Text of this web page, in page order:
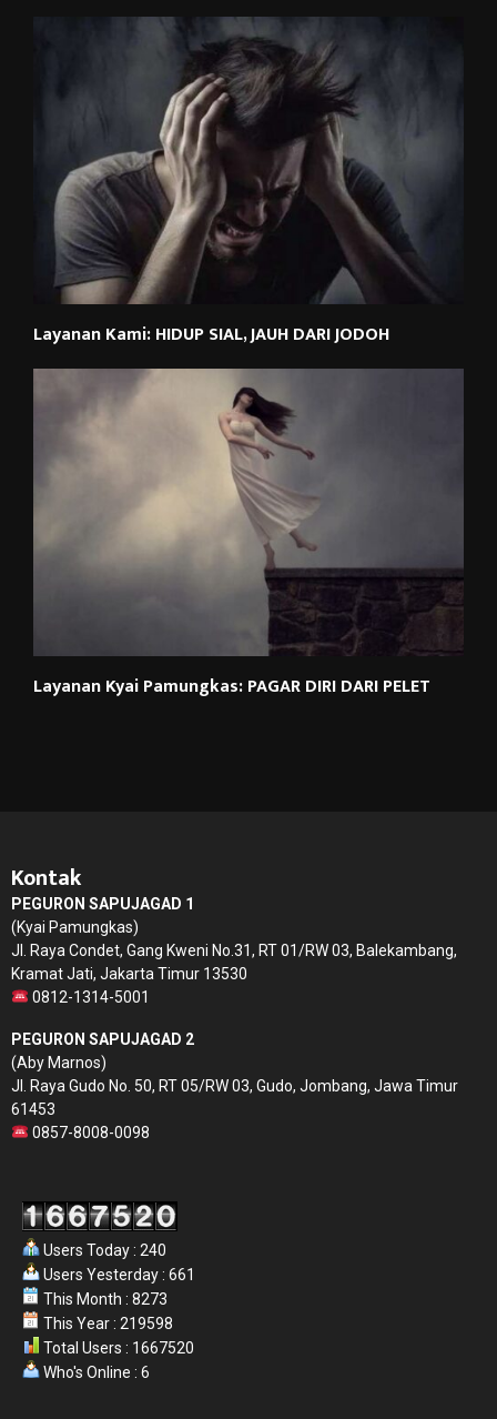
Layanan Kami: HIDUP SIAL, JAUH DARI JODOH
Layanan Kyai Pamungkas: PAGAR DIRI DARI PELET
Kontak
PEGURON SAPUJAGAD 1
(Kyai Pamungkas)
Jl. Raya Condet, Gang Kweni No.31, RT 01/RW 03, Balekambang,
Kramat Jati, Jakarta Timur 13530
0812-1314-5001
PEGURON SAPUJAGAD 2
(Aby Marnos)
Jl. Raya Gudo No. 50, RT 05/RW 03, Gudo, Jombang, Jawa Timur
61453
0857-8008-0098
Users Today : 240
Users Yesterday : 661
This Month : 8273
This Year : 219598
Total Users : 1667520
Who's Online : 6